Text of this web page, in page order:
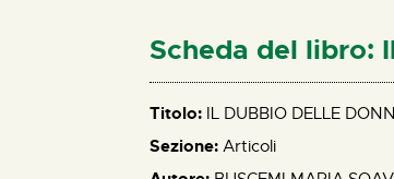
Scheda del libro:
Titolo: IL DUBBIO DELLE
Sezione: Articoli